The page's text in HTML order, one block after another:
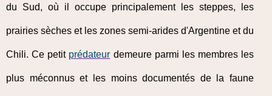
du Sud, où il occupe principalement les steppes, les
prairies sèches et les zones semi-arides d'Argentine et du
Chili. Ce petit prédateur demeure parmi les membres les
plus méconnus et les moins documentés de la faune